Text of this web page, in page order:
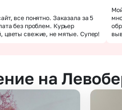
все понятно. Заказала за 5
без проблем. Курьер
цветы свежие, не мятые. Супер!
на